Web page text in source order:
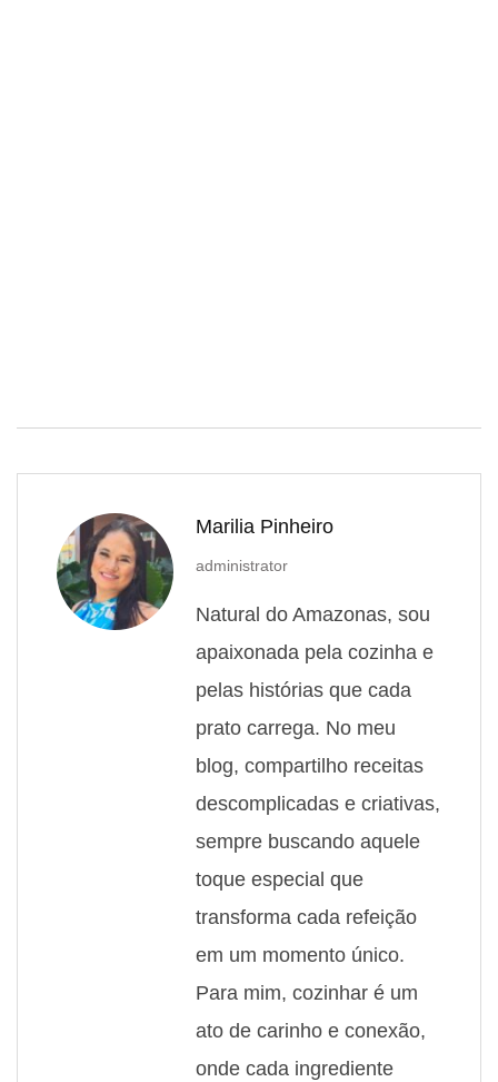
Marilia Pinheiro
administrator
Natural do Amazonas, sou
apaixonada pela cozinha e
pelas histórias que cada
prato carrega. No meu
blog, compartilho receitas
descomplicadas e criativas,
sempre buscando aquele
toque especial que
transforma cada refeição
em um momento único.
Para mim, cozinhar é um
ato de carinho e conexão,
onde cada ingrediente